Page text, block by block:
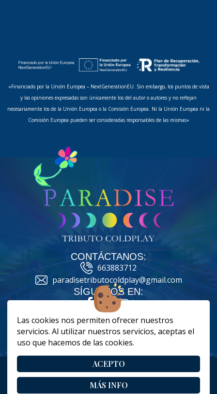
Las cookies nos permiten ofrecer nuestros
servicios. Al utilizar nuestros servicios, aceptas el
uso que hacemos de las cookies.
ACEPTO
MÁS INFO
«Financiado por la Unión Europea – NextGenerationEU. Sin embargo, los puntos de vista
y las opiniones expresadas son únicamente los del autor o autores y no reflejan
necesariamente los de la Unión Europea o la Comisión Europea. Ni la Unión Europea ni la
Comisión Europea pueden ser consideradas responsables de las mismas»
CONTÁCTANOS:
663883712
paradisetributocoldplay@gmail.com
SÍGUENOS EN:
Cookies |Aviso Legal|Política de Privacidad|
Términos y condiciones
Copyright 2024 - Paradise Tributo Coldplay. Todos los derechos
reservados
Página realizada porWeb Las Palmas